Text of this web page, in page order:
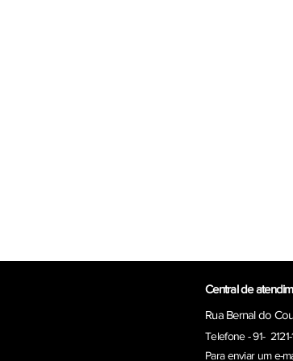
Central de
Rua Bernal do
Telefone - 91- 2121-
Para enviar um e-